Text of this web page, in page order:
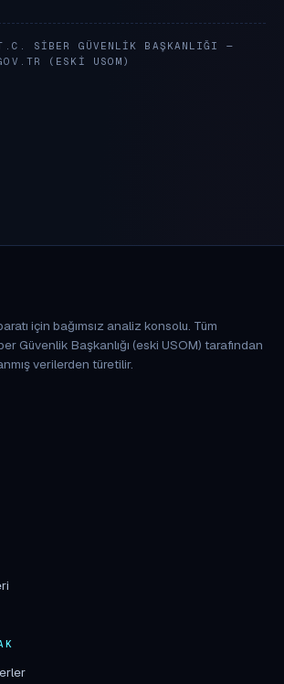
SIBER GÜVENLIK BAŞKANLIĞI —
(ESKI USOM)
için bağımsız analiz konsolu. Tüm
Güvenlik Başkanlığı (eski USOM) tarafından
verilerden türetilir.